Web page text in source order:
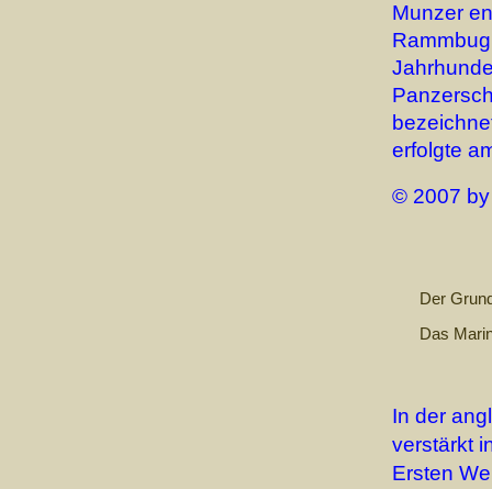
Munzer
erfolgte
© 2007
Der
Das
In der
verstärkt
Ersten